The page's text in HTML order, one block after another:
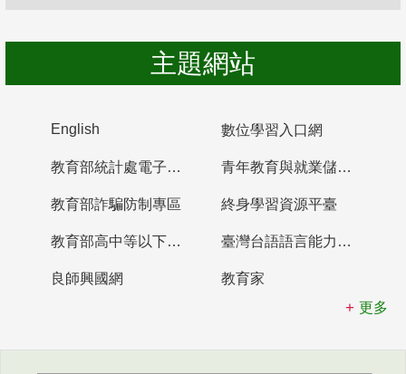
主題網站
English 數位學習入口網
教育部統計處電子書櫃 青年教育與就業儲蓄帳戶
教育部詐騙防制專區 終身學習資源平臺
教育部高中等以下學校及幼兒園教師資格檢定考試 臺灣台語語言能力認證網站
良師興國網
教育家
更多